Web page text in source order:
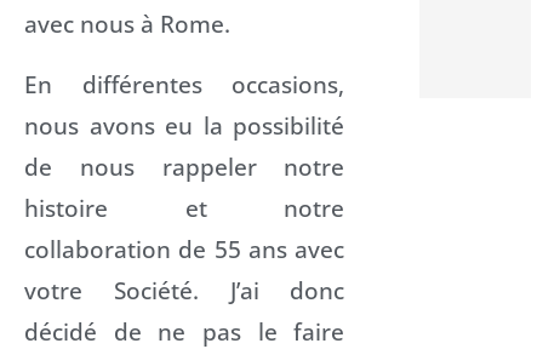
avec nous à Rome.
En différentes occasions,
nous avons eu la possibilité
de nous rappeler notre
histoire et notre
collaboration de 55 ans avec
votre Société. J’ai donc
décidé de ne pas le faire